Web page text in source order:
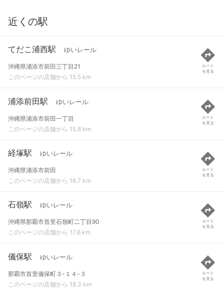
近くの駅
てだこ浦西駅 ゆいレール
沖縄県浦添市前田三丁目21
このページの店舗から 15.5 km
ルート
を見る
浦添前田駅 ゆいレール
沖縄県浦添市前田一丁目
このページの店舗から 15.8 km
ルート
を見る
経塚駅 ゆいレール
沖縄県浦添市前田
このページの店舗から 16.7 km
ルート
を見る
石嶺駅 ゆいレール
沖縄県那覇市首里石嶺町二丁目90
このページの店舗から 17.6 km
ルート
を見る
儀保駅 ゆいレール
那覇市首里儀保町３-１４-３
このページの店舗から 18.3 km
ルート
を見る